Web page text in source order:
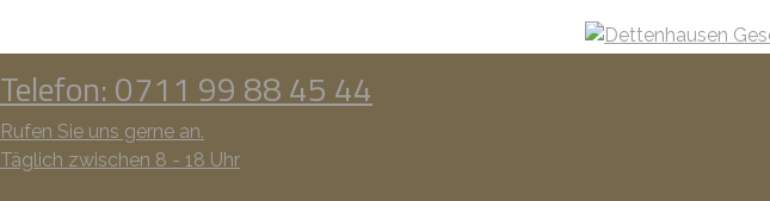
Telefon: 0711 99 88 45 44
Rufen Sie uns gerne an.
Täglich zwischen 8 - 18 Uhr